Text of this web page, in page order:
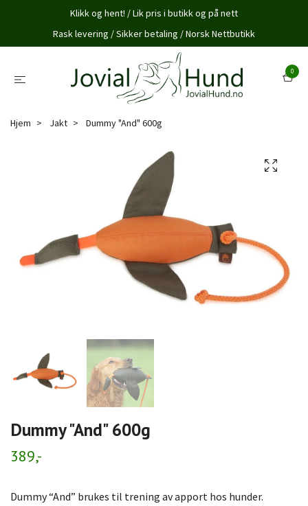
Klikk og hent! / Lik pris i butikk og på nett
Rask levering / Sikker betaling / Norsk Nettbutikk
0
Hjem Jakt Dummy "And" 600g
Dummy "And" 600g
389,-
Dummy “And” brukes til trening av apport hos hunder.